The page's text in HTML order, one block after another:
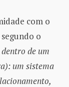
com o
segundo o
de um
um sistema